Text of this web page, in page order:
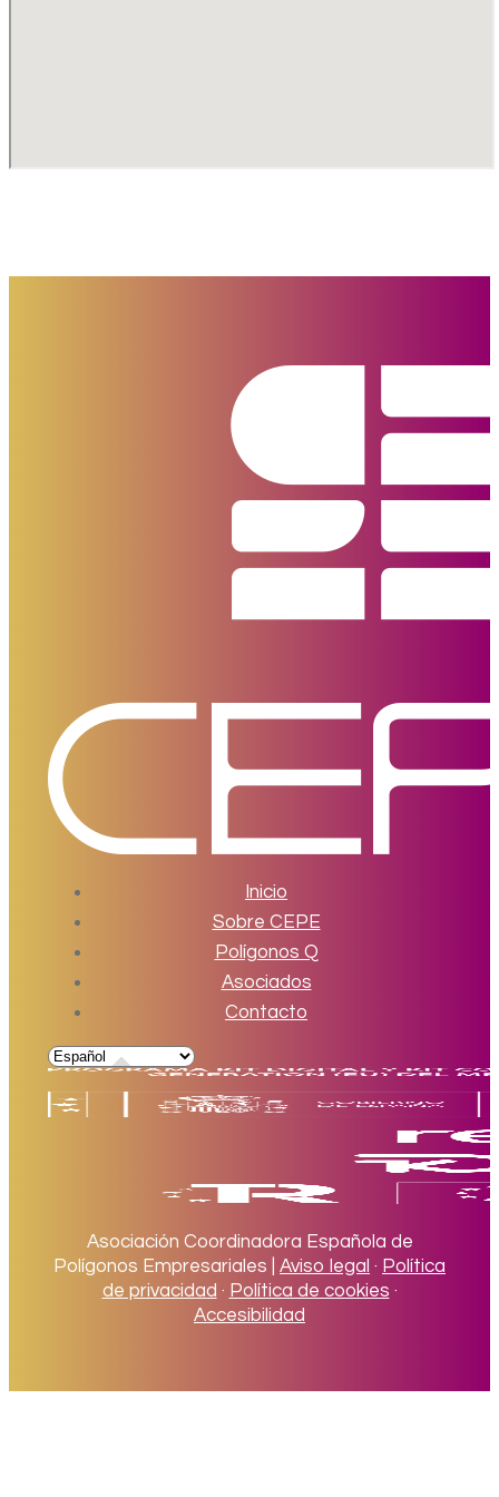
Inicio
Sobre CEPE
Polígonos Q
Asociados
Contacto
Asociación Coordinadora Española de
Polígonos Empresariales | Aviso legal · Política
de privacidad · Política de cookies ·
Accesibilidad